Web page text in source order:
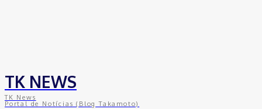
TK NEWS
TK News
Portal de Notícias (Blog Takamoto)